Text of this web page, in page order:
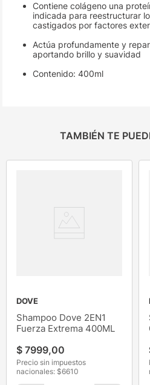
Contiene colágeno una
indicada para reestructurar
castigados por factores
Actúa profundamente y
aportando brillo y suavidad
Contenido: 400ml
TAMBIÉN TE
DOVE
Shampoo Dove 2EN1
Fuerza Extrema 400ML
$ 7999,00
Precio sin impuestos
nacionales: $6610